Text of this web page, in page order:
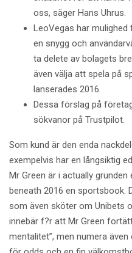
oss, säger Hans Uhrus.
LeoVegas har
en snygg och
ta delete av bolagets
även välja att spela på
lanserades 2016.
Dessa förslag på
sökvanor på Trustpilot.
Som kund är den enda
exempelvis har en långsiktig
Mr Green är i actually
beneath 2016 en sportsbook.
som även sköter om Unibets
innebär f?r att Mr Green
mentalitet”, men numera